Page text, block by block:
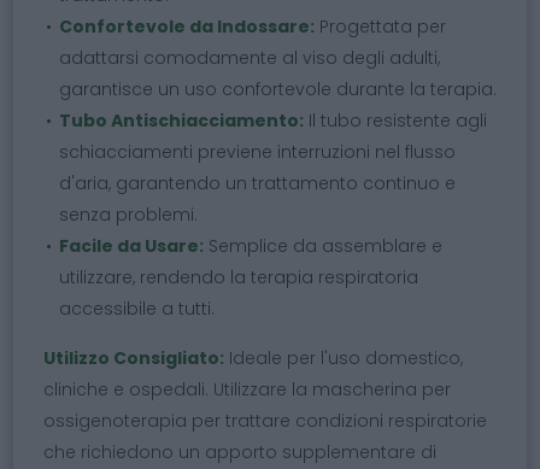
Confortevole da Indossare: Progettata per
adattarsi comodamente al viso degli adulti,
garantisce un uso confortevole durante la terapia.
Tubo Antischiacciamento: Il tubo resistente agli
schiacciamenti previene interruzioni nel flusso
d'aria, garantendo un trattamento continuo e
senza problemi.
Facile da Usare: Semplice da assemblare e
utilizzare, rendendo la terapia respiratoria
accessibile a tutti.
Utilizzo Consigliato: Ideale per l'uso domestico,
cliniche e ospedali. Utilizzare la mascherina per
ossigenoterapia per trattare condizioni respiratorie
che richiedono un apporto supplementare di